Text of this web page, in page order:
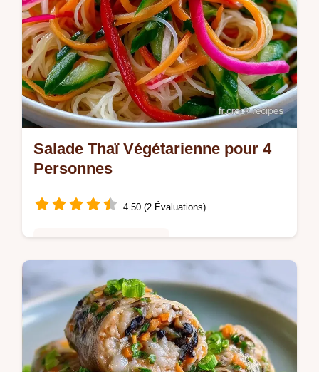
Salade Thaï Végétarienne pour 4
Personnes
4.50 (2 Évaluations)
Une Salade thaï végétarienne croquante et
fraîche. Retrouvez tout le processus de
préparation pour réussir vos vermicelles.
Prête en seulement 25 minutes.